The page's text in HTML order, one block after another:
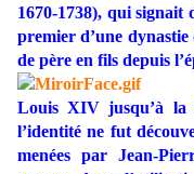
1670-1738), qui signait
premier d’une dynastie
de père en fils depuis
Louis XIV jusqu’à
l’identité ne fut
menées par Jean-